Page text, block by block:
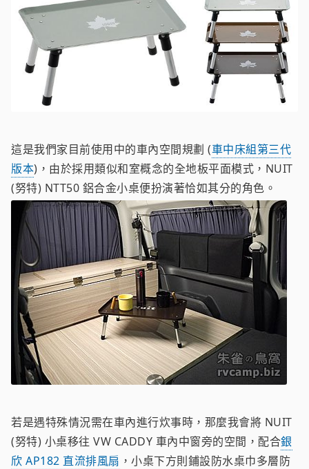
這是我們家目前使用中的車內空間規劃 (車中床組第三代
版本)，由於採用類似和室概念的全地板平面模式，NUIT
(努特) NTT50 鋁合金小桌便扮演著恰如其分的角色。
若是遇特殊情況需在車內進行炊事時，那麼我會將 NUIT
(努特) 小桌移往 VW CADDY 車內中窗旁的空間，配合銀
欣 AP182 直流排風扇 ，小桌下方則鋪設防水桌巾多層防